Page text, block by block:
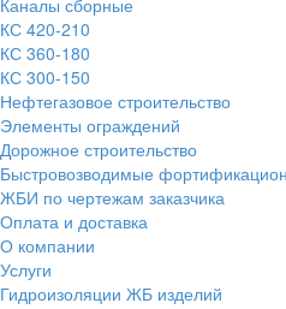
Каналы сборные
КС 420-210
КС 360-180
КС 300-150
Нефтегазовое строительство
Элементы ограждений
Дорожное строительство
Быстровозводимые
ЖБИ по чертежам заказчика
Оплата и доставка
О компании
Услуги
Гидроизоляции ЖБ изделий